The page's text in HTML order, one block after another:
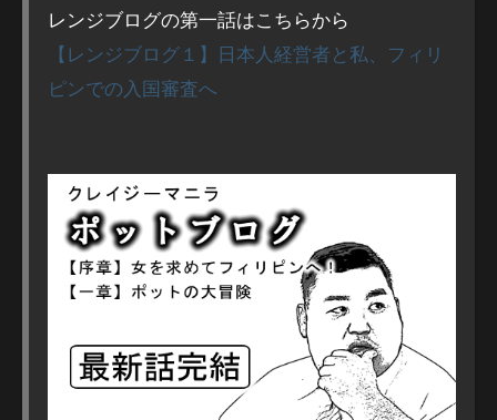
レンジブログの第一話はこちらから
【レンジブログ１】日本人経営者と私、フィリ
ピンでの入国審査へ